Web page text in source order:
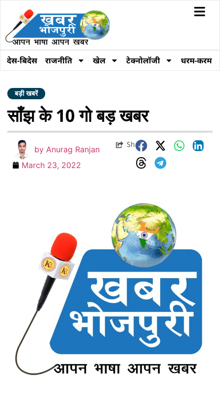
देस-बिदेस राजनीति खेल टेक्नोलॉजी धरम-करम
बड़ी खबरें
साँझ के 10 गो बड़ खबर
by Anurag Ranjan
March 23, 2022
Share